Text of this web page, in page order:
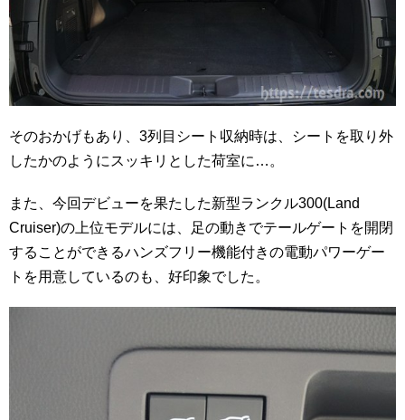
そのおかげもあり、3列目シート収納時は、シートを取り外
したかのようにスッキリとした荷室に…。
また、今回デビューを果たした新型ランクル300(Land
Cruiser)の上位モデルには、足の動きでテールゲートを開閉
することができるハンズフリー機能付きの電動パワーゲー
トを用意しているのも、好印象でした。